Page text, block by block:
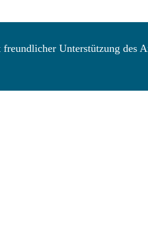
Unterstützung des